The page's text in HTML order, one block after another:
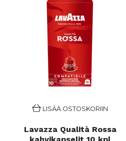
LISÄÄ OSTOSKORIIN
Lavazza Qualità Rossa